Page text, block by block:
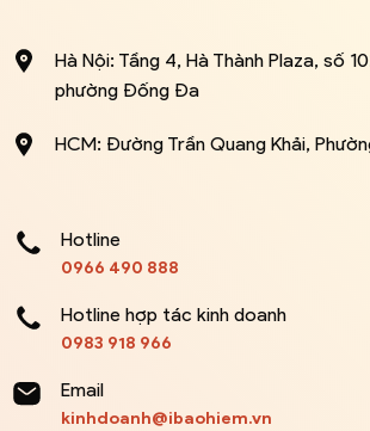
Hà Nội: Tầng 4, Hà Thành Plaza, số
phường Đống Đa
HCM: Đường Trần Quang Khải,
Hotline
0966 490 888
Hotline hợp tác kinh doanh
0983 918 966
Email
kinhdoanh@ibaohiem.vn